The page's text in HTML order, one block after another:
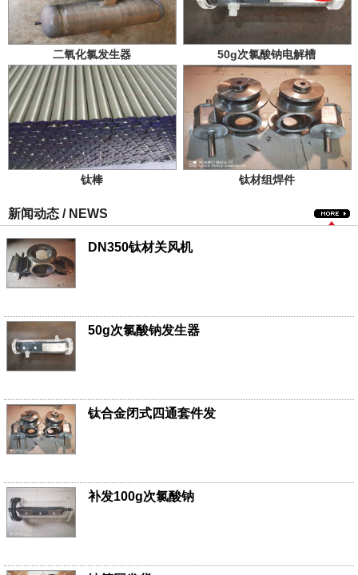
二氧化氯发生器 50g次氯酸钠电解槽
钛棒 钛材组焊件
新闻动态 / NEWS
DN350钛材关风机
50g次氯酸钠发生器
钛合金闭式四通套件发
补发100g次氯酸钠